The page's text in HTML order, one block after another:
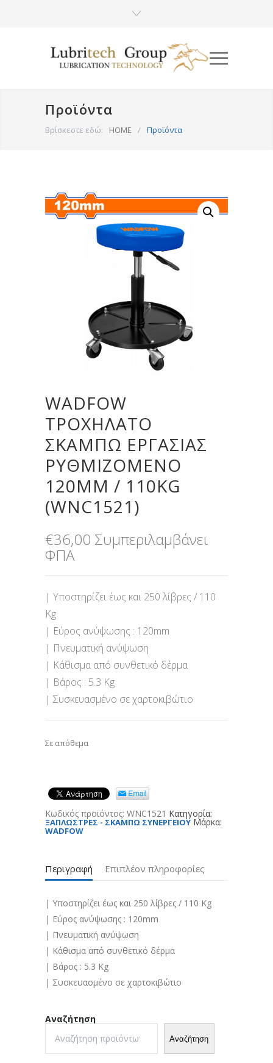
Προϊόντα
Βρίσκεστε εδώ: HOME / Προϊόντα
WADFOW
ΤΡΟΧΗΛΑΤΟ
ΣΚΑΜΠΩ ΕΡΓΑΣΙΑΣ
ΡΥΘΜΙΖΟΜΕΝΟ
120MM / 110KG
(WNC1521)
€36,00 Συμπεριλαμβάνει
ΦΠΑ
| Υποστηρίζει έως και 250 λίβρες / 110
Kg
| Εύρος ανύψωσης : 120mm
| Πνευματική ανύψωση
| Κάθισμα από συνθετικό δέρμα
| Bάρος : 5.3 Kg
| Συσκευασμένο σε χαρτοκιβώτιο
Σε απόθεμα
Κωδικός προϊόντος: WNC1521 Κατηγορία:
ΞΑΠΛΩΣΤΡΕΣ - ΣΚΑΜΠΩ ΣΥΝΕΡΓΕΙΟΥ Μάρκα:
WADFOW
Περιγραφή Επιπλέον πληροφορίες
| Υποστηρίζει έως και 250 λίβρες / 110 Kg
| Εύρος ανύψωσης : 120mm
| Πνευματική ανύψωση
| Κάθισμα από συνθετικό δέρμα
| Bάρος : 5.3 Kg
| Συσκευασμένο σε χαρτοκιβώτιο
Αναζήτηση
Αναζήτηση